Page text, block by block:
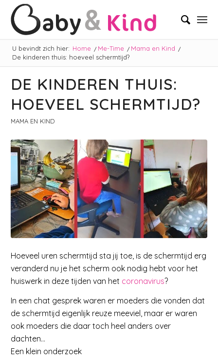
U bevindt zich hier: Home / Me-Time / Mama en Kind /
De kinderen thuis: hoeveel schermtijd?
DE KINDEREN THUIS:
HOEVEEL SCHERMTIJD?
MAMA EN KIND
Hoeveel uren schermtijd sta jij toe, is de schermtijd erg
veranderd nu je het scherm ook nodig hebt voor het
huiswerk in deze tijden van het coronavirus?
In een chat gesprek waren er moeders die vonden dat
de schermtijd eigenlijk reuze meeviel, maar er waren
ook moeders die daar toch heel anders over
dachten…
Een klein onderzoek